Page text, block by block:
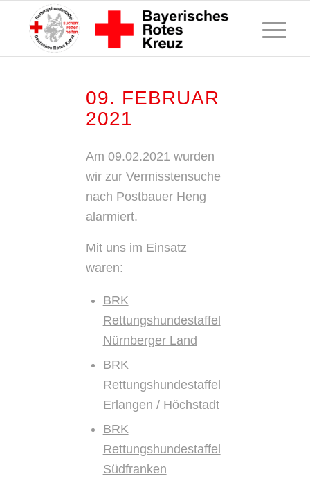
09. FEBRUAR
2021
Am 09.02.2021 wurden
wir zur Vermisstensuche
nach Postbauer Heng
alarmiert.
Mit uns im Einsatz
waren:
BRK
Rettungshundestaffel
Nürnberger Land
BRK
Rettungshundestaffel
Erlangen / Höchstadt
BRK
Rettungshundestaffel
Südfranken